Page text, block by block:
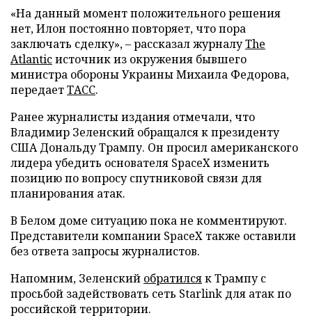
«На данный момент положительного решения
нет, Илон постоянно повторяет, что пора
заключать сделку», – рассказал журналуThe
Atlanticисточник из окружения бывшего
министра обороны Украины Михаила Федорова,
передаетТАСС.
Ранее журналисты издания отмечали, что
Владимир Зеленский обращался к президенту
США Дональду Трампу. Он просил американского
лидера убедить основателя SpaceX изменить
позицию по вопросу спутниковой связи для
планирования атак.
В Белом доме ситуацию пока не комментируют.
Представители компании SpaceX также оставили
без ответа запросы журналистов.
Напомним, Зеленский обратилсяк Трампу с
просьбой задействовать сеть Starlink для атак по
российской территории.